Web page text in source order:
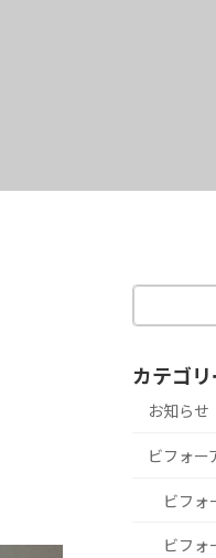
カテゴ
お知らせ
ビフォー
ビフォ
ビフォ